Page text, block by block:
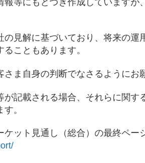
見解に基づいており、将来の運
こともあります。
ま自身の判断でなさるようにお
記載される場合、それらに関
。
ット見通し（総合）の最終ペー